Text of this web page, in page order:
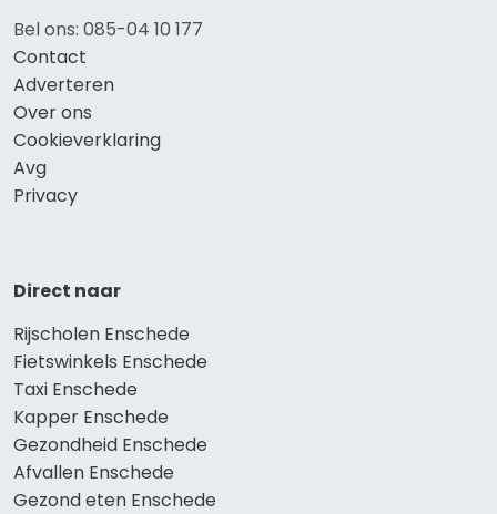
Bel ons: 085-04 10 177
Contact
Adverteren
Over ons
Cookieverklaring
Avg
Privacy
Direct naar
Rijscholen Enschede
Fietswinkels Enschede
Taxi Enschede
Kapper Enschede
Gezondheid Enschede
Afvallen Enschede
Gezond eten Enschede